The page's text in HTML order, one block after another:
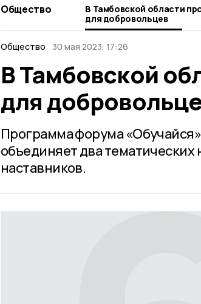
Общество
В Тамбовской области
для добровольцев
Общество
30 мая 2023, 17:26
В Тамбовской
для
Программа форума
объединяет два
наставников.